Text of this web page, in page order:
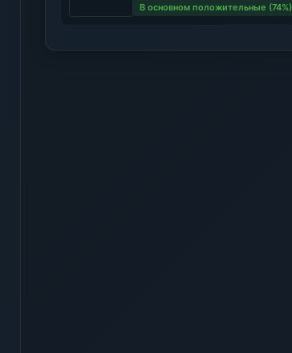
В основном положительные (74%)